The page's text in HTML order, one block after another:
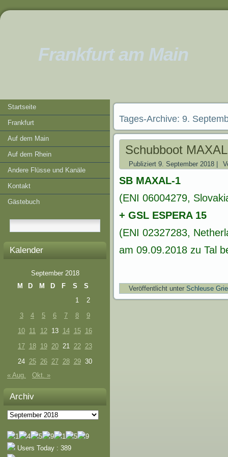
Frankfurt am Main
Startseite
Frankfurt
Auf dem Main
Auf dem Rhein
Andere Flüsse und Kanäle
Kontakt
Gästebuch
Kalender
September 2018
M
D M D F S
S
1
2
3
4 5 6 7 8
9
10 11 12 13 14 15
16
17 18 19 20 21 22 23
24 25 26 27 28 29 30
« Aug.
Okt. »
Archiv
Archiv
Users Today : 389
Tages-Archive: 9.
Schubboot
Publiziert 9. September 2018
SB MAXAL-1
(ENI 06004279,
+ GSL ESPERA 15
(ENI 02327283,
am 09.09.2018 zu Tal
Veröffentlicht unter Schleuse